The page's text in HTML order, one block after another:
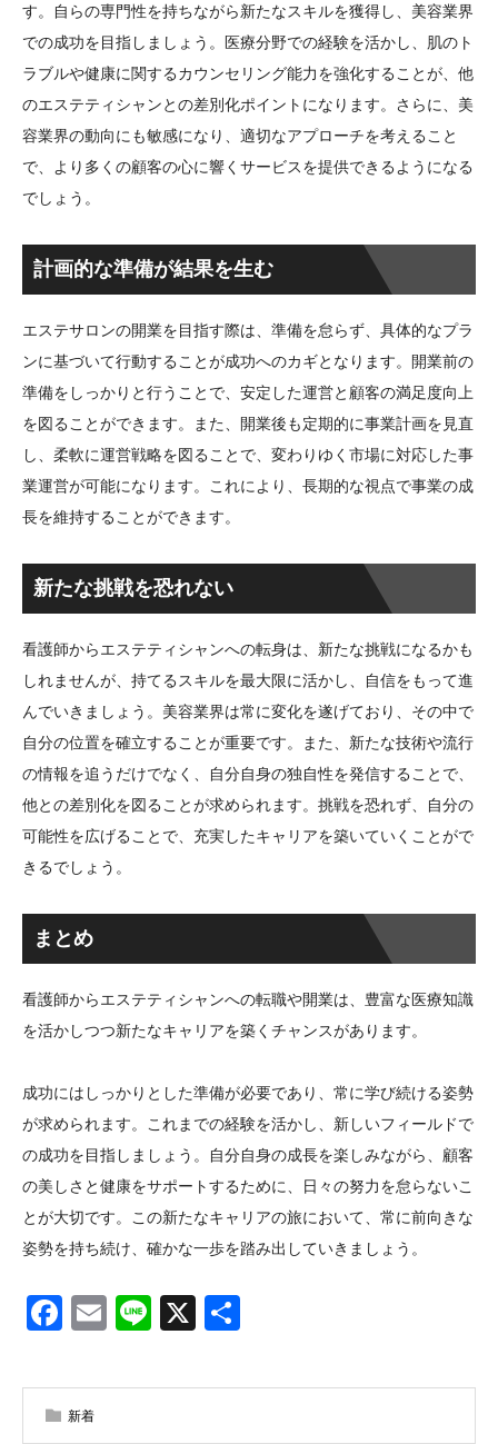
す。自らの専門性を持ちながら新たなスキルを獲得し、美容業界
での成功を目指しましょう。医療分野での経験を活かし、肌のト
ラブルや健康に関するカウンセリング能力を強化することが、他
のエステティシャンとの差別化ポイントになります。さらに、美
容業界の動向にも敏感になり、適切なアプローチを考えること
で、より多くの顧客の心に響くサービスを提供できるようになる
でしょう。
計画的な準備が結果を生む
エステサロンの開業を目指す際は、準備を怠らず、具体的なプラ
ンに基づいて行動することが成功へのカギとなります。開業前の
準備をしっかりと行うことで、安定した運営と顧客の満足度向上
を図ることができます。また、開業後も定期的に事業計画を見直
し、柔軟に運営戦略を図ることで、変わりゆく市場に対応した事
業運営が可能になります。これにより、長期的な視点で事業の成
長を維持することができます。
新たな挑戦を恐れない
看護師からエステティシャンへの転身は、新たな挑戦になるかも
しれませんが、持てるスキルを最大限に活かし、自信をもって進
んでいきましょう。美容業界は常に変化を遂げており、その中で
自分の位置を確立することが重要です。また、新たな技術や流行
の情報を追うだけでなく、自分自身の独自性を発信することで、
他との差別化を図ることが求められます。挑戦を恐れず、自分の
可能性を広げることで、充実したキャリアを築いていくことがで
きるでしょう。
まとめ
看護師からエステティシャンへの転職や開業は、豊富な医療知識
を活かしつつ新たなキャリアを築くチャンスがあります。
成功にはしっかりとした準備が必要であり、常に学び続ける姿勢
が求められます。これまでの経験を活かし、新しいフィールドで
の成功を目指しましょう。自分自身の成長を楽しみながら、顧客
の美しさと健康をサポートするために、日々の努力を怠らないこ
とが大切です。この新たなキャリアの旅において、常に前向きな
姿勢を持ち続け、確かな一歩を踏み出していきましょう。
Facebook
EmailLine
X
新着